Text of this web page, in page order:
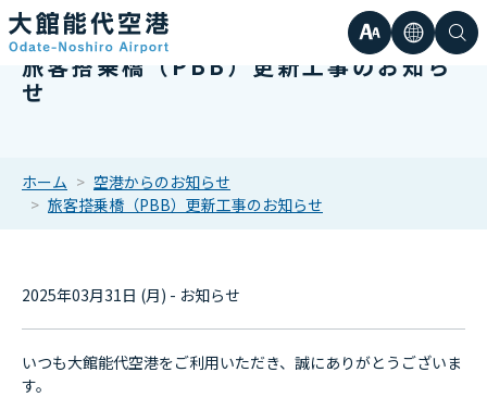
文
ズ
言日本語
検
旅客搭乗橋（PBB）更新工事のお知ら
せ
ホーム
空港からのお知らせ
旅客搭乗橋（PBB）更新工事のお知らせ
2025年03月31日 (月) - お知らせ
いつも大館能代空港をご利用いただき、誠にありがとうございま
す。